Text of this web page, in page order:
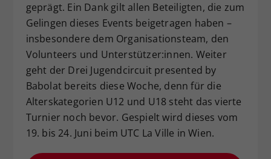
geprägt. Ein Dank gilt allen Beteiligten, die zum
Gelingen dieses Events beigetragen haben –
insbesondere dem Organisationsteam, den
Volunteers und Unterstützer:innen. Weiter
geht der Drei Jugendcircuit presented by
Babolat bereits diese Woche, denn für die
Alterskategorien U12 und U18 steht das vierte
Turnier noch bevor. Gespielt wird dieses vom
19. bis 24. Juni beim UTC La Ville in Wien.